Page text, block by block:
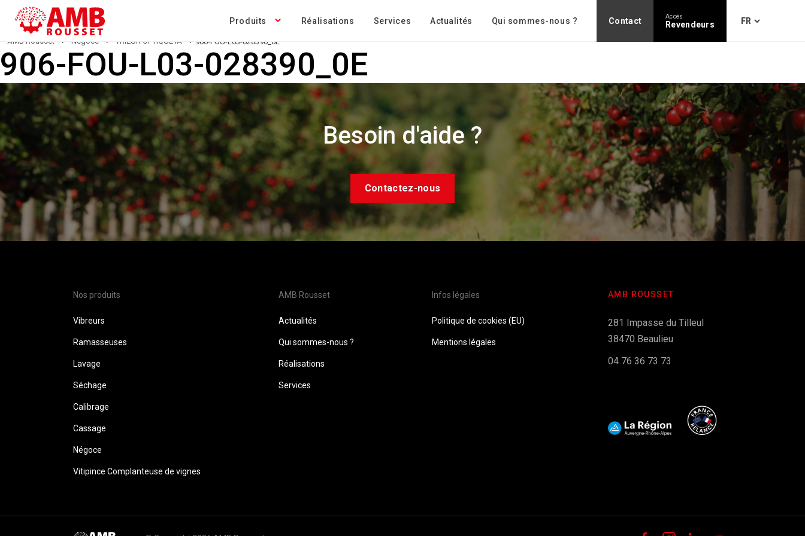
Produits Réalisations Services Actualités Qui sommes-nous ? Contact Accès
Revendeurs
AMB Rousset › Négoce › TRIEUR OPTIQUE IA › 906-FOU-L03-028390_0E
906-FOU-L03-028390_0E
Besoin d'aide ?
Contactez-nous
Nos produits
Vibreurs
Ramasseuses
Lavage
Séchage
Calibrage
Cassage
Négoce
Vitipince Complanteuse de vignes
AMB Rousset
Actualités
Qui sommes-nous ?
Réalisations
Services
Infos légales
Politique de cookies (EU)
Mentions légales
AMB ROUSSET
281 Impasse du Tilleul
38470 Beaulieu
04 76 36 73 73